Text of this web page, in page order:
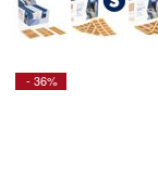
- 36%